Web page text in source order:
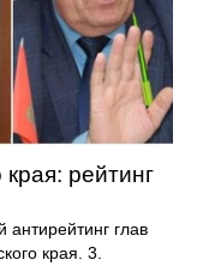
рейтинг
глав
края. 3.